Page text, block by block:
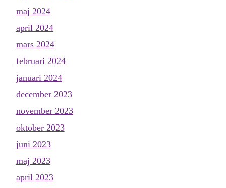
maj 2024
april 2024
mars 2024
februari 2024
januari 2024
december 2023
november 2023
oktober 2023
juni 2023
maj 2023
april 2023